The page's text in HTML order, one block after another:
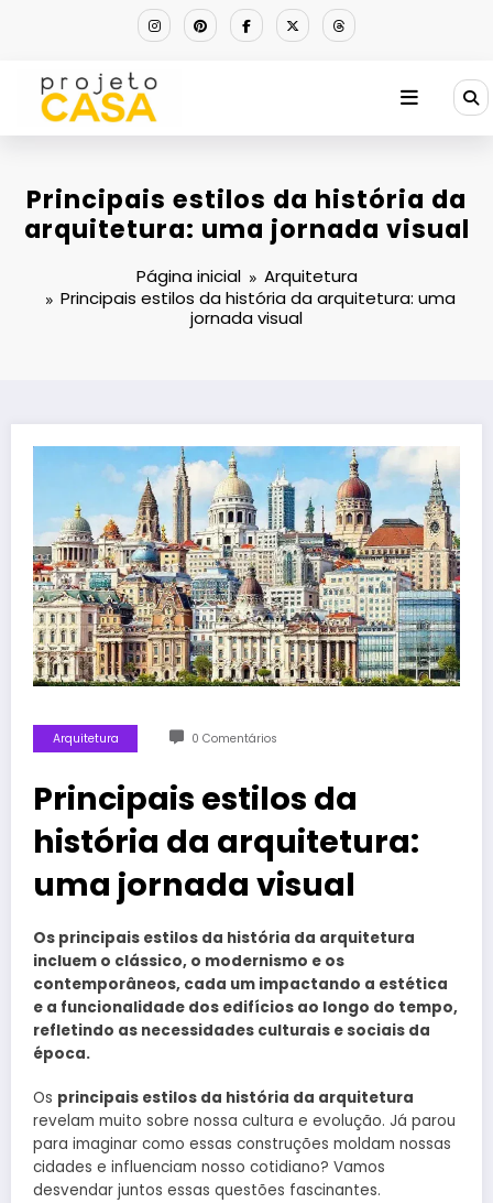
Principais estilos da história da
arquitetura: uma jornada visual
Página inicial
Arquitetura
Principais estilos da história da arquitetura: uma
jornada visual
Arquitetura 0 Comentários
Principais estilos da
história da arquitetura:
uma jornada visual
Os principais estilos da história da arquitetura
incluem o clássico, o modernismo e os
contemporâneos, cada um impactando a estética
e a funcionalidade dos edifícios ao longo do tempo,
refletindo as necessidades culturais e sociais da
época.
Os principais estilos da história da arquitetura
revelam muito sobre nossa cultura e evolução. Já parou
para imaginar como essas construções moldam nossas
cidades e influenciam nosso cotidiano? Vamos
desvendar juntos essas questões fascinantes.